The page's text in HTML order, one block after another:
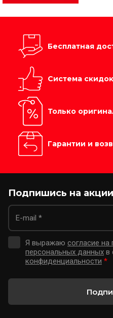
Бесплатная
Система скидок
Только
Гарантии и
Подпишись на акции
Я выражаю согласие на
персональных данных в
конфиденциальности *